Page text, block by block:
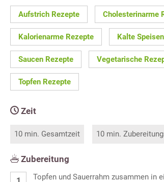
Aufstrich Rezepte Cholesterinarme
Kalorienarme Rezepte Kalte Speisen
Saucen Rezepte Vegetarische
Topfen Rezepte
Zeit
10 min. Gesamtzeit 10 min.
Zubereitung
Topfen und Sauerrahm zusammen in